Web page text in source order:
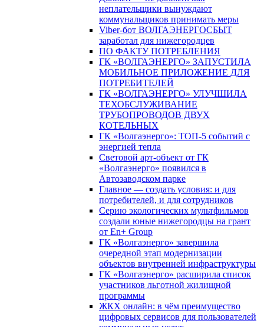
неплательщики вынуждают
коммунальщиков принимать меры
Viber-бот ВОЛГАЭНЕРГОСБЫТ
заработал для нижегородцев
ПО ФАКТУ ПОТРЕБЛЕНИЯ
ГК «ВОЛГАЭНЕРГО» ЗАПУСТИЛА
МОБИЛЬНОЕ ПРИЛОЖЕНИЕ ДЛЯ
ПОТРЕБИТЕЛЕЙ
ГК «ВОЛГАЭНЕРГО» УЛУЧШИЛА
ТЕХОБСЛУЖИВАНИЕ
ТРУБОПРОВОДОВ ДВУХ
КОТЕЛЬНЫХ
ГК «Волгаэнерго»: ТОП-5 событий с
энергией тепла
Световой арт-объект от ГК
«Волгаэнерго» появился в
Автозаводском парке
Главное — создать условия: и для
потребителей, и для сотрудников
Серию экологических мультфильмов
создали юные нижегородцы на грант
от En+ Group
ГК «Волгаэнерго» завершила
очередной этап модернизации
объектов внутренней инфраструктуры
ГК «Волгаэнерго» расширила список
участников льготной жилищной
программы
ЖКХ онлайн: в чём преимущество
цифровых сервисов для пользователей